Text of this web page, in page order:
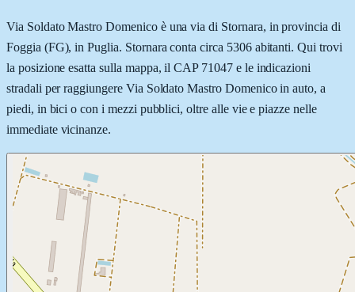
Via Soldato Mastro Domenico è una via di Stornara, in provincia di
Foggia (FG), in Puglia. Stornara conta circa 5306 abitanti. Qui trovi
la posizione esatta sulla mappa, il CAP 71047 e le indicazioni
stradali per raggiungere Via Soldato Mastro Domenico in auto, a
piedi, in bici o con i mezzi pubblici, oltre alle vie e piazze nelle
immediate vicinanze.